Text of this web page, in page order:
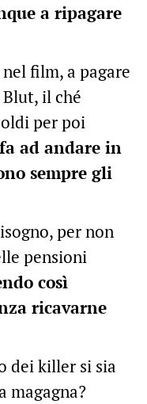
a ripagare
film, a pagare
il ché
per poi
ad andare in
sempre gli
per non
pensioni
così
ricavarne
dei killer si sia
magagna?